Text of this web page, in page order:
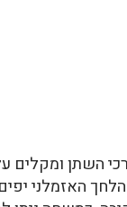
השתן ומקלים
הלחך האזמלני